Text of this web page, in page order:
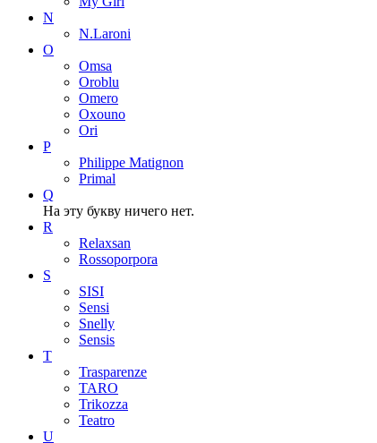
N
N.Laroni
O
Omsa
Oroblu
Omero
Oxouno
Ori
P
Philippe Matignon
Primal
Q
На эту букву ничего нет.
R
Relaxsan
Rossoporpora
S
SISI
Sensi
Snelly
Sensis
T
Trasparenze
TARO
Trikozza
Teatro
U